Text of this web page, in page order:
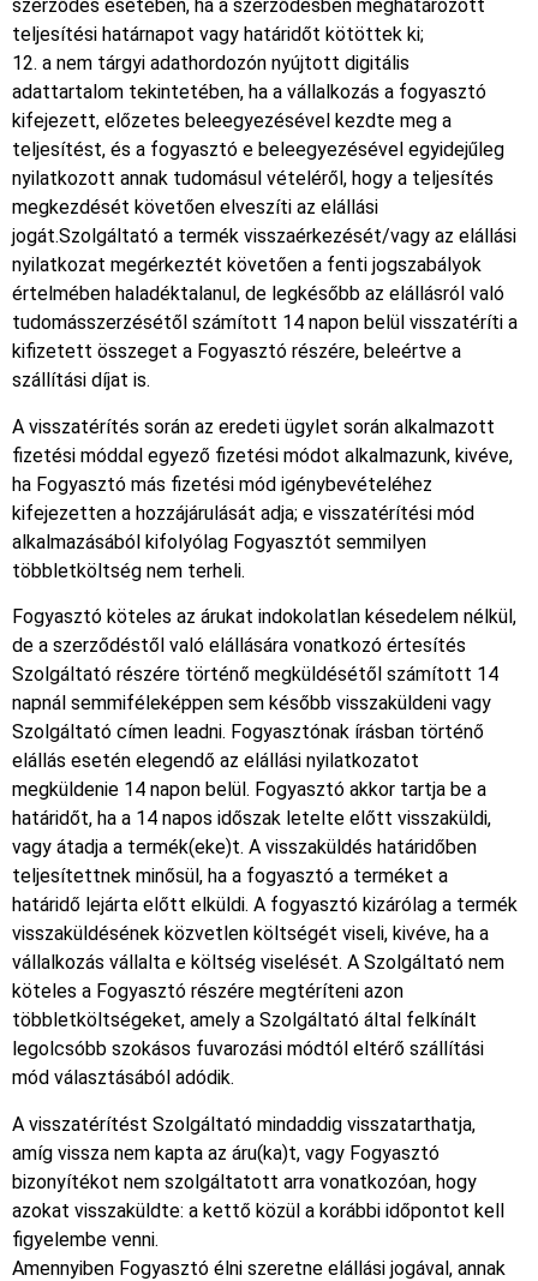
szerződés esetében, ha a szerződésben meghatározott
teljesítési határnapot vagy határidőt kötöttek ki;
12. a nem tárgyi adathordozón nyújtott digitális
adattartalom tekintetében, ha a vállalkozás a fogyasztó
kifejezett, előzetes beleegyezésével kezdte meg a
teljesítést, és a fogyasztó e beleegyezésével egyidejűleg
nyilatkozott annak tudomásul vételéről, hogy a teljesítés
megkezdését követően elveszíti az elállási
jogát.Szolgáltató a termék visszaérkezését/vagy az elállási
nyilatkozat megérkeztét követően a fenti jogszabályok
értelmében haladéktalanul, de legkésőbb az elállásról való
tudomásszerzésétől számított 14 napon belül visszatéríti a
kifizetett összeget a Fogyasztó részére, beleértve a
szállítási díjat is.
A visszatérítés során az eredeti ügylet során alkalmazott
fizetési móddal egyező fizetési módot alkalmazunk, kivéve,
ha Fogyasztó más fizetési mód igénybevételéhez
kifejezetten a hozzájárulását adja; e visszatérítési mód
alkalmazásából kifolyólag Fogyasztót semmilyen
többletköltség nem terheli.
Fogyasztó köteles az árukat indokolatlan késedelem nélkül,
de a szerződéstől való elállására vonatkozó értesítés
Szolgáltató részére történő megküldésétől számított 14
napnál semmiféleképpen sem később visszaküldeni vagy
Szolgáltató címen leadni. Fogyasztónak írásban történő
elállás esetén elegendő az elállási nyilatkozatot
megküldenie 14 napon belül. Fogyasztó akkor tartja be a
határidőt, ha a 14 napos időszak letelte előtt visszaküldi,
vagy átadja a termék(eke)t. A visszaküldés határidőben
teljesítettnek minősül, ha a fogyasztó a terméket a
határidő lejárta előtt elküldi. A fogyasztó kizárólag a termék
visszaküldésének közvetlen költségét viseli, kivéve, ha a
vállalkozás vállalta e költség viselését. A Szolgáltató nem
köteles a Fogyasztó részére megtéríteni azon
többletköltségeket, amely a Szolgáltató által felkínált
legolcsóbb szokásos fuvarozási módtól eltérő szállítási
mód választásából adódik.
A visszatérítést Szolgáltató mindaddig visszatarthatja,
amíg vissza nem kapta az áru(ka)t, vagy Fogyasztó
bizonyítékot nem szolgáltatott arra vonatkozóan, hogy
azokat visszaküldte: a kettő közül a korábbi időpontot kell
figyelembe venni.
Amennyiben Fogyasztó élni szeretne elállási jogával, annak